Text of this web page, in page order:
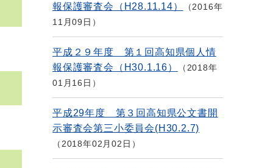
報保護審査会（H28.11.14）
2016年
11月09日
平成２９年度 第１回高知県個人情
報保護審査会（H30.1.16）
2018年
01月16日
平成29年度 第３回高知県公文書開
示審査会第三小委員会(H30.2.7)
2018年02月02日